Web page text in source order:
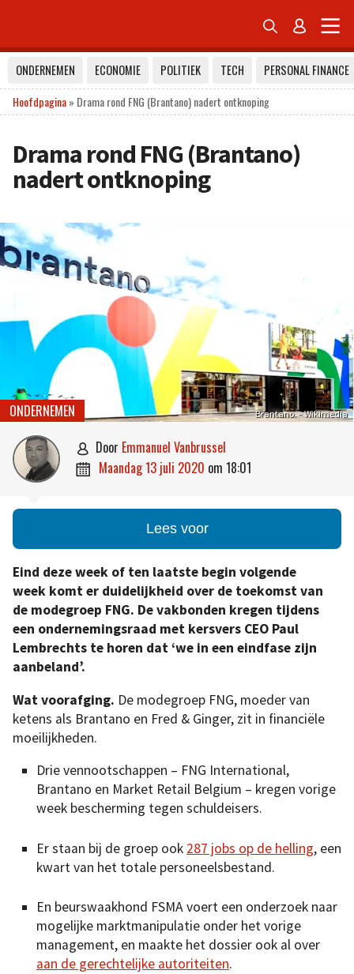
 
ONDERNEMEN ECONOMIE POLITIEK TECH
PERSONAL FINANCE
Hoofdpagina» Drama rond FNG (Brantano) nadert ontknoping
Drama rond FNG (Brantano)
nadert ontknoping
Brantano. – Wikimedia
ONDERNEMEN
 door Emmanuel Vanbrussel
 maandag 13 juli 2020 om 18:01
Lees voor
Eind deze week of ten laatste begin volgende
week komt er duidelijkheid over de toekomst van
de modegroep FNG. De vakbonden kregen tijdens
een ondernemingsraad met kersvers CEO Paul
Lembrechts te horen dat ‘we in een eindfase zijn
aanbeland’.
Wat voorafging. De modegroep FNG, moeder van
ketens als Brantano en Fred & Ginger, zit in financiële
moeilijkheden.
Drie vennootschappen – FNG International,
Brantano en Market Retail Belgium – kregen vorige
week bescherming tegen schuldeisers.
Er staan bij de groep ook 287 jobs op de helling, een
kwart van het totale personeelsbestand.
En beurswaakhond FSMA voert een onderzoek naar
mogelijke marktmanipulatie onder het vorige
management, en maakte het dossier ook al over
aan de gerechtelijke autoriteiten.